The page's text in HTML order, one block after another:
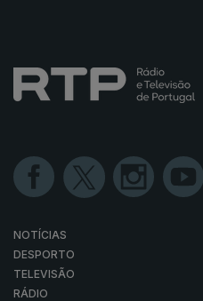
NOTÍCIAS
DESPORTO
TELEVISÃO
RÁDIO